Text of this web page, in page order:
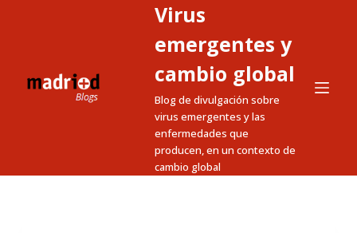
Virus
emergentes y
cambio global
Blog de divulgación sobre
virus emergentes y las
enfermedades que
producen, en un contexto de
cambio global